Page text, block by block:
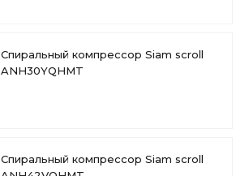
Спиральный компрессор Siam scroll
ANH30YQHMT
Спиральный компрессор Siam scroll